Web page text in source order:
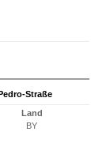
Straße
Land
BY